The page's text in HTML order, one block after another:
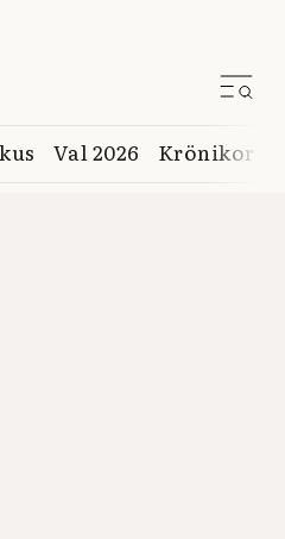
Val 2026 Krönikor